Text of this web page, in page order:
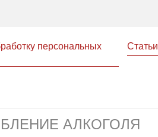
персональных
Статьи
АЛКОГОЛЯ